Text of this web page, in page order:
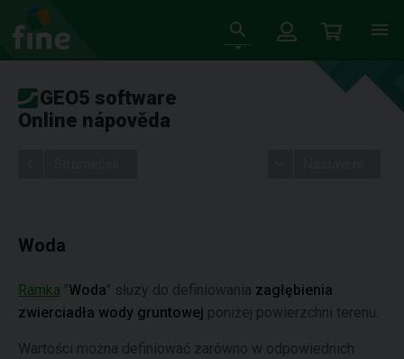
GEO5 software
Online nápověda
Woda
Ramka "Woda" słuzy do definiowania zagłębienia
zwierciadła wody gruntowej poniżej powierzchni terenu.
Wartości można definiować zarówno w odpowiednich